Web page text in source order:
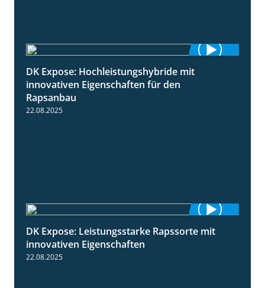
DK Expose: Hochleistungshybride mit
innovativen Eigenschaften für den
Rapsanbau
22.08.2025
2:28
DK Expose: Leistungsstarke Rapssorte mit
innovativen Eigenschaften
22.08.2025